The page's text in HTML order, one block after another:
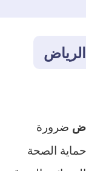
ضرورة
الصحة